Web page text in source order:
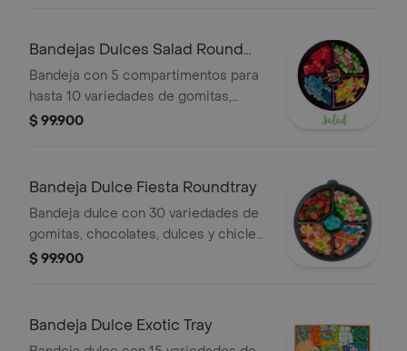
Bandejas Dulces Salad Round
Tray
Bandeja con 5 compartimentos para
hasta 10 variedades de gomitas,
chocolates y dulces. La presentación
$ 99.900
Bandeja Dulce Fiesta Roundtray
Bandeja dulce con 30 variedades de
gomitas, chocolates, dulces y chicles
importados surtidos de la barra pick n
disponibilidad.
$ 99.900
Bandeja Dulce Exotic Tray